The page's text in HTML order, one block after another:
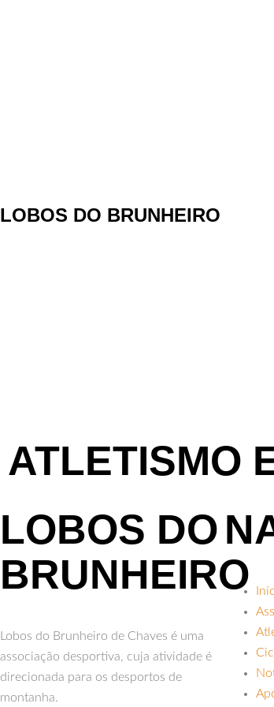
LOBOS DO BRUNHEIRO
ATLETISMO
LOBOS DO
BRUNHEIRO
Lobos do Brunheiro de Chaves é uma
associação desportiva, cuja atividade é
direcionada para os desportos de
montanha.